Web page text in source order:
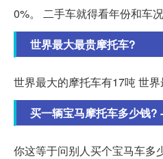
0%。 二手车就得看年份和车
世界最大最贵摩托车?
世界最大的摩托车有17吨 世
买一辆宝马摩托车多少钱?
你这等于问别人买个宝马车多